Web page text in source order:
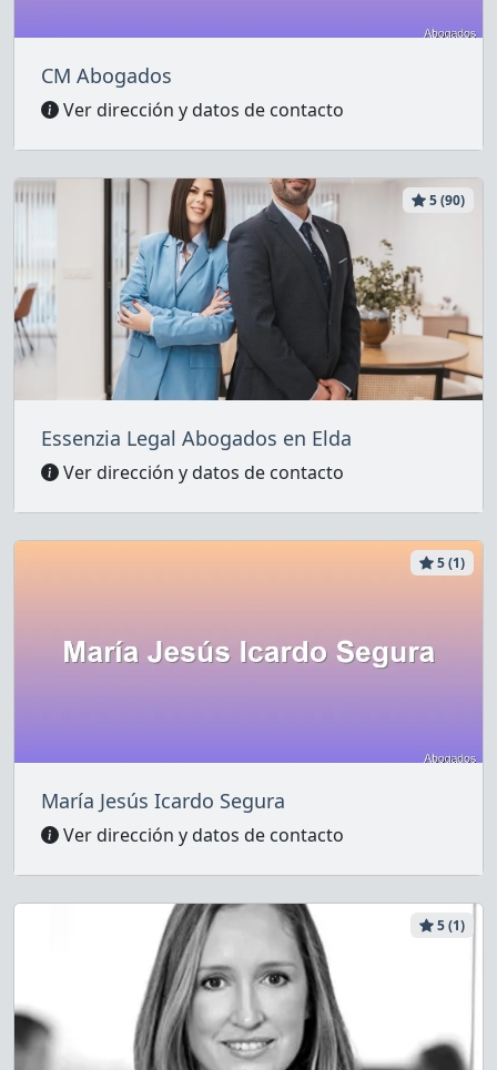
CM Abogados
Ver dirección y datos de contacto
5 (90)
Essenzia Legal Abogados en Elda
Ver dirección y datos de contacto
5 (1)
María Jesús Icardo Segura
Ver dirección y datos de contacto
5 (1)